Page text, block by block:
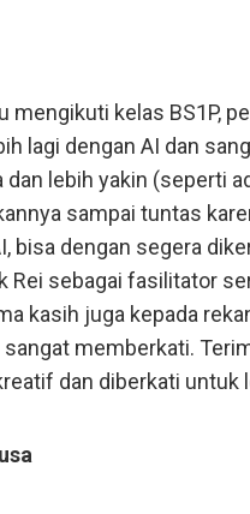
mengikuti kelas BS1P,
lagi dengan AI dan
lebih yakin (seperti
sampai tuntas
bisa dengan segera
Rei sebagai fasilitator
kasih juga kepada
memberkati.
dan diberkati untuk